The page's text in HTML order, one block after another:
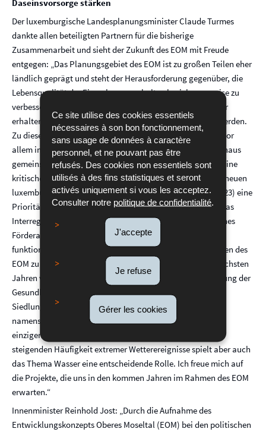
Ce site utilise des cookies essentiels
nécessaires à son bon fonctionnement,
sans usage de données à caractère
personnel, et ne pouvant pas être
refusés. Des cookies non essentiels sont
utilisés à des fins statistiques et seront
activés uniquement si vous les acceptez.
Consulter notre politique de confidentialité.
J'accepte
Je refuse
Gérer les cookies
Daseinsvorsorge stärken
Der luxemburgische Landesplanungsminister Claude Turmes
dankte allen beteiligten Partnern für die bisherige
Zusammenarbeit und sieht der Zukunft des EOM mit Freude
entgegen: „Das Planungsgebiet des EOM ist zu großen Teilen eher
ländlich geprägt und steht der Herausforderung gegenüber, die
Lebensqualität der Einwohner zu erhalten beziehungsweise zu
verbessern. Hierfür muss der ländliche Charakter der Dörfer
erhalten, aber gleichzeitig die Daseinsvorsorge gestärkt werden.
Zu diesem Zweck müssen wir neue Wege beschreiten und vor
allem in den Grenzräumen über die staatlichen Grenzen hinaus
gemeinsam planen, um unsere gemeinsamen Ziele sowie eine
kritische Masse zu erreichen. Deshalb legt der Entwurf des neuen
luxemburgischen Raumentwicklungsprogramms (PDAT2023) eine
Priorität auf die grenzüberschreitende Zusammenarbeit. Das
Interreg-Programm der Großregion bietet hierfür dank seines
Förderangebots für grenzüberschreitende Strategien für
funktionale Räume eine neue Gelegenheit, die es im Rahmen des
EOM zu nutzen gilt. Inhaltlich wird sich das EOM in den nächsten
Jahren vor allem auf die grenzüberschreitende Koordinierung der
Gesundheitsversorgung, Mobilität (v. a. ÖPNV) und
Siedlungsentwicklung konzentrieren. Aufgrund der
namensgebenden Mosel, der Luxemburg in Mertert seinen
einzigen Umschlagshafen verdankt, und angesichts der
steigenden Häufigkeit extremer Wetterereignisse spielt aber auch
das Thema Wasser eine entscheidende Rolle. Ich freue mich auf
die Projekte, die uns in den kommen Jahren im Rahmen des EOM
erwarten.“
Innenminister Reinhold Jost: „Durch die Aufnahme des
Entwicklungskonzepts Oberes Moseltal (EOM) bei den politischen